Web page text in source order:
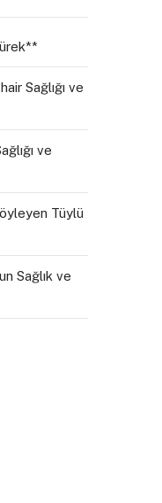
Sağlığı ve
ve
Tüylü
Sağlık ve